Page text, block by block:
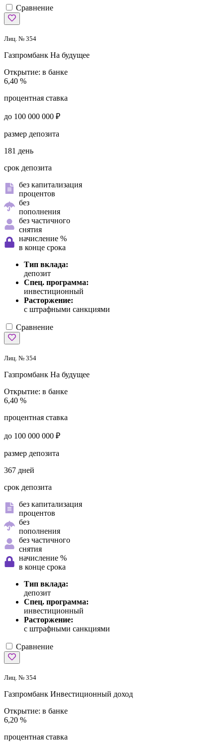
Сравнение
Лиц. № 354
Газпромбанк На будущее
Открытие: в банке
6,40 %
процентная ставка
до 100 000 000 ₽
размер депозита
181 день
срок депозита
без капитализация
процентов
без
пополнения
без частичного
снятия
начисление %
в конце срока
Тип вклада:
депозит
Спец. программа:
инвестиционный
Расторжение:
с штрафными санкциями
Сравнение
Лиц. № 354
Газпромбанк На будущее
Открытие: в банке
6,40 %
процентная ставка
до 100 000 000 ₽
размер депозита
367 дней
срок депозита
без капитализация
процентов
без
пополнения
без частичного
снятия
начисление %
в конце срока
Тип вклада:
депозит
Спец. программа:
инвестиционный
Расторжение:
с штрафными санкциями
Сравнение
Лиц. № 354
Газпромбанк Инвестиционный доход
Открытие: в банке
6,20 %
процентная ставка